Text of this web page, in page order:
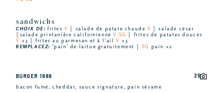
sandwichs
CHOIX DE: fritesV │ salade de patate chaudeV
│ salade césar
│salade printanière californienneV SG
│ frites de patates douces
V +3 │ frites au parmesan et à l'ailV +3
REMPLACEZ: 'pain' de laitue gratuitement │ SG pain +2
BURGER 1989
bacon fumé, cheddar, sauce signature, pain sésame
25